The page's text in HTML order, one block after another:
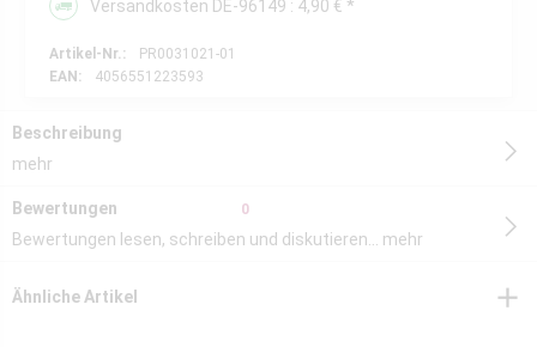
Versandkosten DE-96149 : 4,90 € *
Artikel-Nr.:
PR0031021-01
EAN:
4056551223593
Beschreibung
mehr
Bewertungen 0
Bewertungen lesen, schreiben und diskutieren... mehr
Ähnliche Artikel